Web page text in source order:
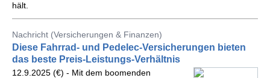
hält.
Nachricht (Versicherungen & Finanzen)
Diese Fahrrad- und Pedelec-Versicherungen bieten
das beste Preis-Leistungs-Verhältnis
12.9.2025 (€) - Mit dem boomenden